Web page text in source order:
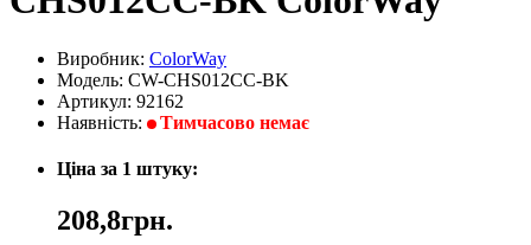
Виробник: ColorWay
Модель: CW-CHS012CC-BK
Артикул: 92162
Наявність:
Тимчасово немає
Ціна за 1 штуку:
208,8грн.